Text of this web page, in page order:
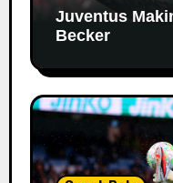
Juventus
Becker